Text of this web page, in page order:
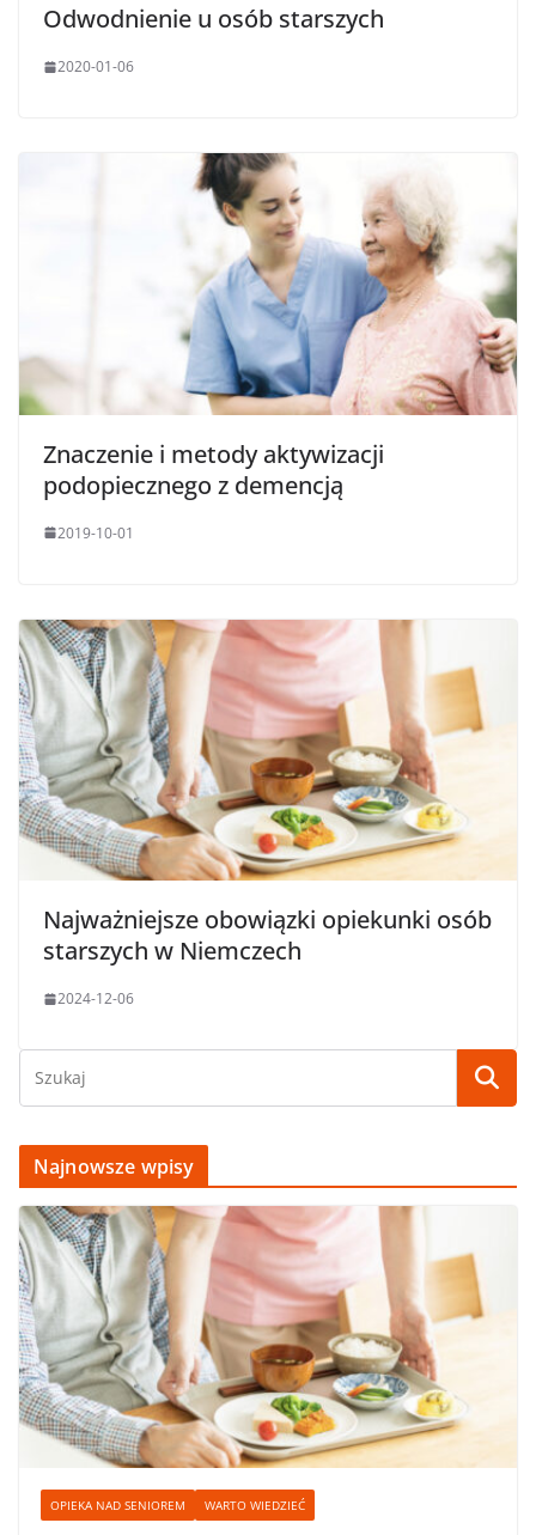
Odwodnienie u osób starszych
2020-01-06
Znaczenie i metody aktywizacji
podopiecznego z demencją
2019-10-01
Najważniejsze obowiązki opiekunki osób
starszych w Niemczech
2024-12-06
Najnowsze wpisy
OPIEKA NAD SENIOREM WARTO WIEDZIEĆ